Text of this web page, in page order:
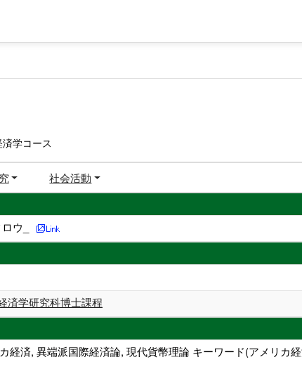
学コース
社会活動
ウ_
済学研究科博士課程
経済, 異端派国際経済論, 現代貨幣理論 キーワード(アメリカ